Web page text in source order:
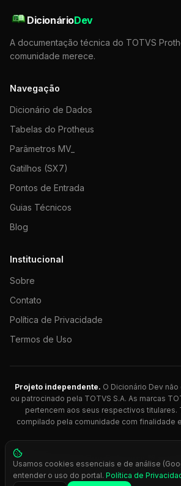
DicionárioDev
A documentação técnica do TOTVS
comunidade merece.
Navegação
Dicionário de Dados
Tabelas do Protheus
Parâmetros MV_
Gatilhos (SX7)
Pontos de Entrada
Guias Técnicos
Blog
Institucional
Sobre
Contato
Política de Privacidade
Termos de Uso
Projeto independente. O Dicionário Dev
ou patrocinado pela TOTVS S.A. As marcas
pertencem aos seus respectivos titulares.
compilado pela comunidade com finalidade
© 2026 Dicionário Dev. Feito com 💚 para
Protheus.
Press Ctrl+K
Usamos cookies essenciais e de análise
entender o uso do portal. Política de